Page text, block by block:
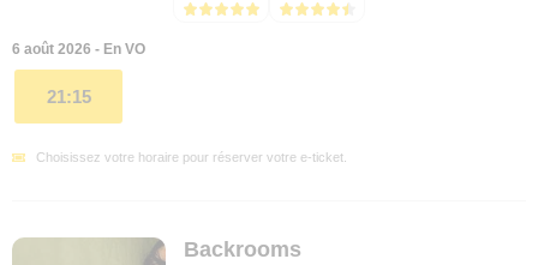
6 août 2026 - En VO
21:15
Choisissez votre horaire pour réserver votre e-ticket.
Backrooms